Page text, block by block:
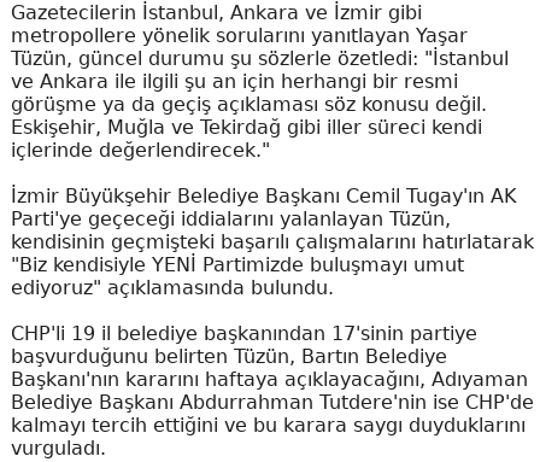
Gazetecilerin İstanbul, Ankara ve İzmir gibi
metropollere yönelik sorularını yanıtlayan Yaşar
Tüzün, güncel durumu şu sözlerle özetledi: "İstanbul
ve Ankara ile ilgili şu an için herhangi bir resmi
görüşme ya da geçiş açıklaması söz konusu değil.
Eskişehir, Muğla ve Tekirdağ gibi iller süreci kendi
içlerinde değerlendirecek."
İzmir Büyükşehir Belediye Başkanı Cemil Tugay'ın AK
Parti'ye geçeceği iddialarını yalanlayan Tüzün,
kendisinin geçmişteki başarılı çalışmalarını hatırlatarak
"Biz kendisiyle YENİ Partimizde buluşmayı umut
ediyoruz" açıklamasında bulundu.
CHP'li 19 il belediye başkanından 17'sinin partiye
başvurduğunu belirten Tüzün, Bartın Belediye
Başkanı'nın kararını haftaya açıklayacağını, Adıyaman
Belediye Başkanı Abdurrahman Tutdere'nin ise CHP'de
kalmayı tercih ettiğini ve bu karara saygı duyduklarını
vurguladı.